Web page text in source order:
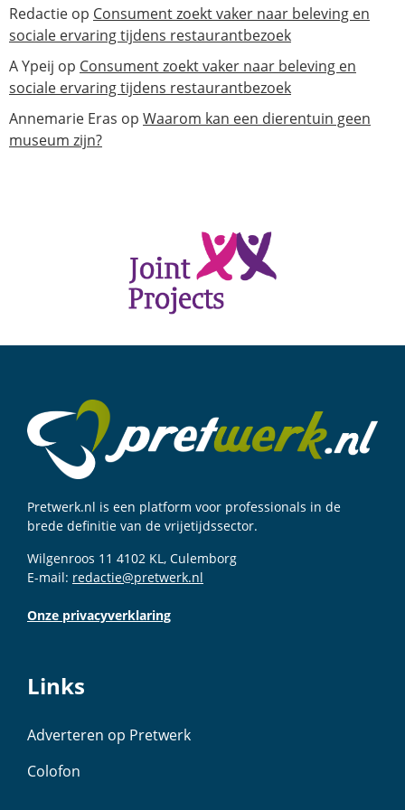
Redactie op Consument zoekt vaker naar beleving en
sociale ervaring tijdens restaurantbezoek
A Ypeij op Consument zoekt vaker naar beleving en
sociale ervaring tijdens restaurantbezoek
Annemarie Eras op Waarom kan een dierentuin geen
museum zijn?
Pretwerk.nl is een platform voor professionals in de
brede definitie van de vrijetijdssector.
Wilgenroos 11 4102 KL, Culemborg
E-mail: redactie@pretwerk.nl
Onze privacyverklaring
Links
Adverteren op Pretwerk
Colofon